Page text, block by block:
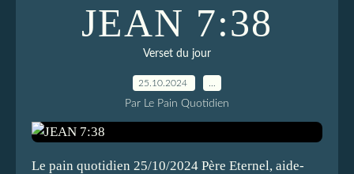
JEAN 7:38
Verset du jour
25.10.2024
Par Le Pain Quotidien
Le pain quotidien 25/10/2024 Père Eternel, aide-